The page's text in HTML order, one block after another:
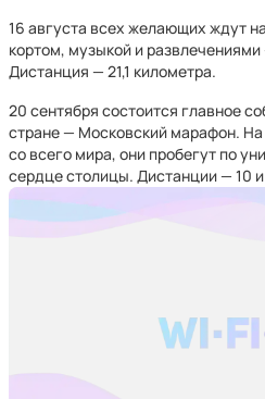
16 августа всех желающих ждут
кортом, музыкой и
Дистанция — 21,1 километра.
20 сентября состоится главное
стране — Московский марафон.
со всего мира, они пробегут по
сердце столицы. Дистанции — 10